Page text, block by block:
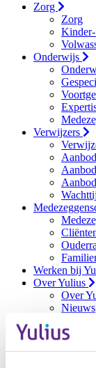
Zorg
Zorg
Kinder-
Onderwijs
Verwijzers
Werken bij
Over Yulius
Over
Nieuws
Privacy